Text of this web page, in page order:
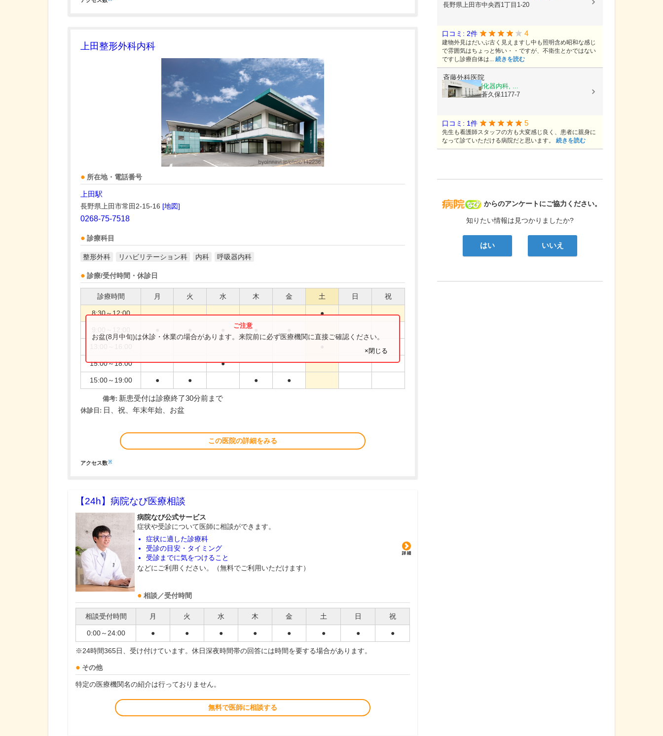
上田整形外科内科
所在地・電話番号
上田駅
長野県上田市常田2-15-16 [地図]
0268-75-7518
診療科目
整形外科 リハビリテーション科 内科 呼吸器内科
診療/受付時間・休診日
診療時間 月 火 水 木 金 土 日 祝
8:30～12:00 ●
15:00～18:00 ●
15:00～19:00 ● ● ● ●
お盆(8月中旬)は休診・休業の場合があります。来院前に必ず医療機関に直接ご確認ください。
×閉じる
備考: 新患受付は診療終了30分前まで
休診日: 日、祝、年末年始、お盆
この医院の詳細をみる
アクセス数※
【24h】 病院なび医療相談
病院なび公式サービス
症状や受診について医師に相談ができます。
症状に適した診療科
受診の目安・タイミング
受診までに気をつけること
などにご利用ください。（無料でご利用いただけます）
相談／受付時間
相談受付時間 月 火 水 木 金 土 日 祝
0:00～24:00 ● ● ● ● ● ● ● ●
※24時間365日、受け付けています。休日深夜時間帯の回答には時間を要する場合があります。
その他
特定の医療機関名の紹介は行っておりません。
無料で医師に相談する
病院なび
からのアンケートにご協力ください。
知りたい情報は見つかりましたか?
はい いいえ
長野県上田市中央西1丁目1-20
口コミ: 2件 4
建物外見はだいぶ古く見えますし中も照明含め昭和な感じ
で雰囲気はちょっと怖い・・ですが、不衛生とかではない
ですし診療自体は... 続きを読む
斉藤外科医院
内科, 外科, 消化器内科, ...
長野県上田市蒼久保1177-7
口コミ: 1件 5
先生も看護師スタッフの方も大変感じ良く、患者に親身に
なって診ていただける病院だと思います。 続きを読む